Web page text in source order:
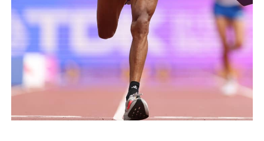
WATUMISHI WA WIZARA YA FEDHA WATAKIWA
MASHILI AMPONGEZA RAIS SAMIA KWA MAPINDUZI
TANZANIA YAIPONGEZA AFRICA50, YAIMARISHA
WAKULIMA WAPEWA MBINU YA KUKABILIANA NA
Msajili wa Hazina ateta na Rais wa Benki ya Biashara